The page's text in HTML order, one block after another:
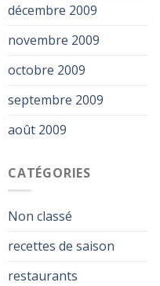
décembre 2009
novembre 2009
octobre 2009
septembre 2009
août 2009
CATÉGORIES
Non classé
recettes de saison
restaurants